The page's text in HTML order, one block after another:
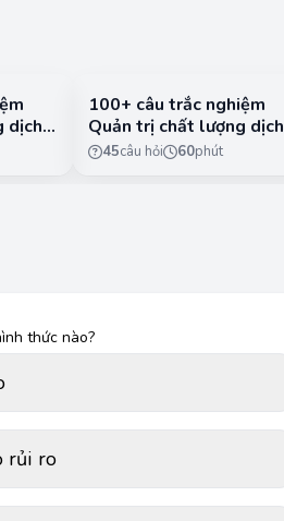
dịch
100+ câu trắc nghiệm
Quản trị chất lượng dịch
vụ có lời giải chi tiết -
45câu hỏi 60phút
thức nào?
rủi ro